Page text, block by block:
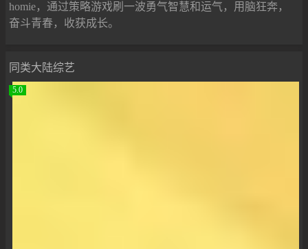
homie，通过策略游戏刷一波勇气智慧和运气，用脑狂奔，
奋斗青春，收获成长。
同类大陆综艺
5.0